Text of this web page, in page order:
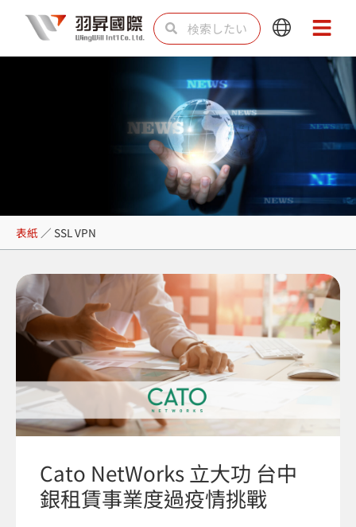
を
検
索 索
Main
Menu
Main
Menu
SSL VPN
表紙 ／ SSL VPN
Cato NetWorks 立大功 台中
銀租賃事業度過疫情挑戰